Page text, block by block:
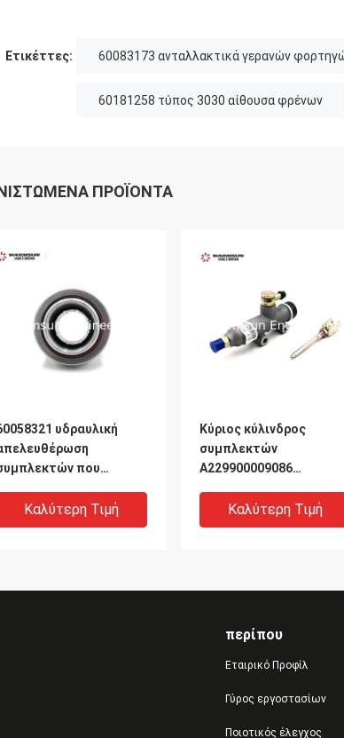
Ετικέττες: 60083173 ανταλλακτικά γερανών
60181258 τύπος 3030 αίθουσα φρένων
ΠΡΟΪΌΝΤΑ
υδραυλική
που
ανταλλακτικά γερανών
86CL6395F0C
Καλύτερη Τιμή
Κύριος κύλινδρος
συμπλεκτών
A229900009086
υδραυλικός
Καλύτερη Τιμή
περίπου
Εταιρικό Προφίλ
Γύρος εργοστασίων
Ποιοτικός έλεγχος